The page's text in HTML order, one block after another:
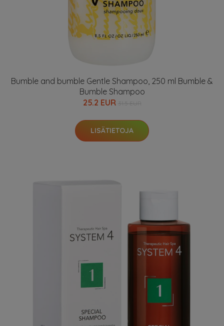
Bumble and bumble Gentle Shampoo, 250 ml Bumble &
Bumble Shampoo
25.2 EUR
LISÄTIETOJA